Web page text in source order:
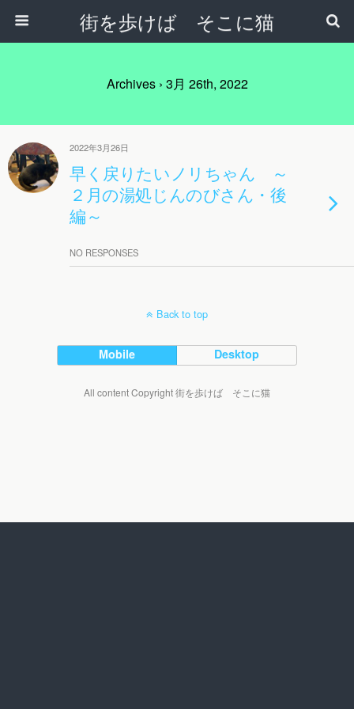
街を歩けば そこに猫
Archives › 3月 26th, 2022
2022年3月26日
早く戻りたいノリちゃん ～
２月の湯処じんのびさん・後
編～
NO RESPONSES
Back to top
Mobile Desktop
All content Copyright 街を歩けば そこに猫